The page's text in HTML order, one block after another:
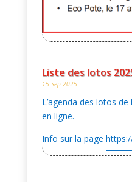
Liste des lotos
15 Sep 2025
L’agenda des lotos
en ligne.
Info sur la page